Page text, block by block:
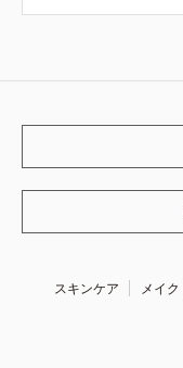
スキンケア メイク